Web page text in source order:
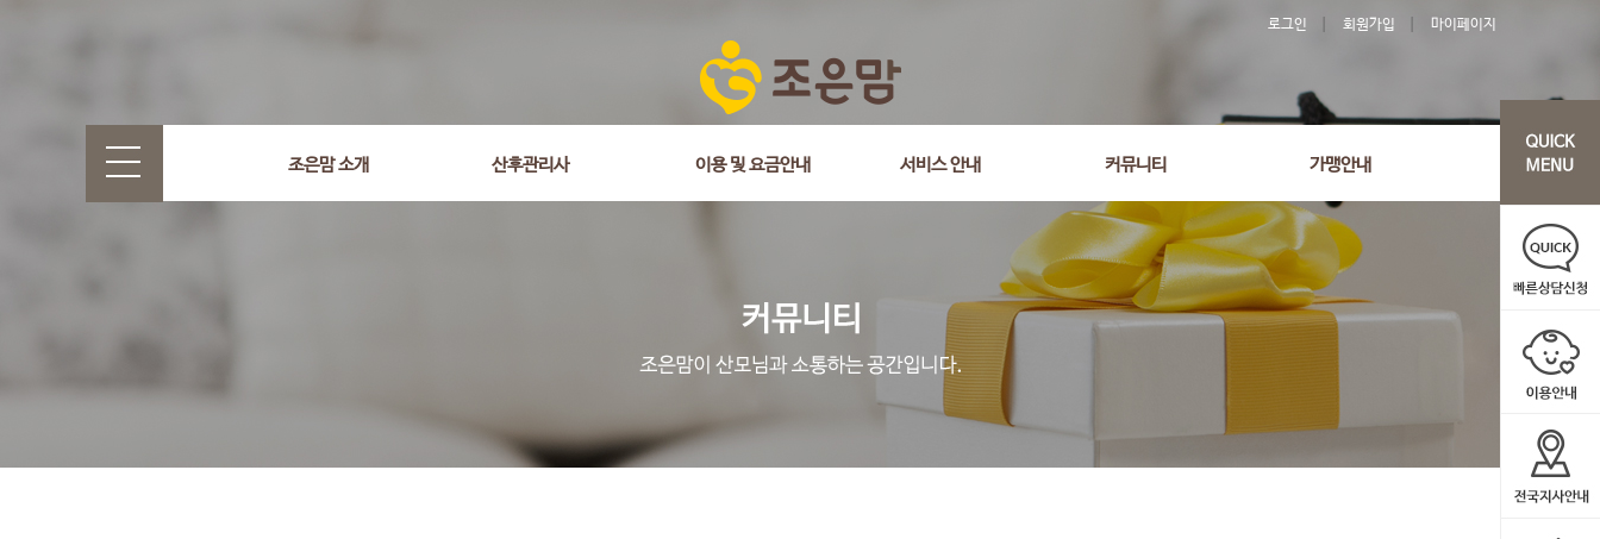
로그인 회원가입 마이페이지
조은맘 소개 산후관리사 이용 및 요금안내 서비스 안내 커뮤니티 가맹안내
select wr_id, wr_subject from g5_write_m05_04 where wr_is_comment = 0 and wr_datetime <= '2018-08-08 18:46:00' and wr_id <> '103' order by wr_datetime desc limit 1 asdasf